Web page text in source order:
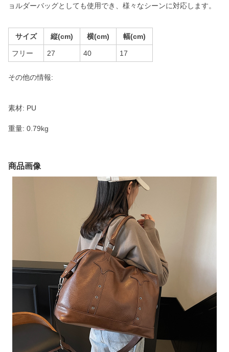
ョルダーバッグとしても使用でき、様々なシーンに対応します。
サイズ 縦(cm) 横(cm) 幅(cm)
フリー 27 40 17
その他の情報:
素材: PU
重量: 0.79kg
商品画像